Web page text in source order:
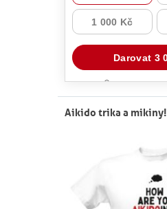
Aikido trika a mikiny!